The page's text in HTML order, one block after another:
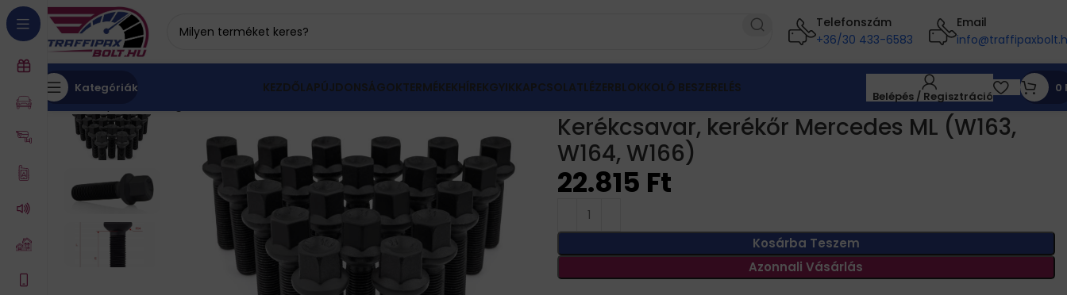
Telefonszám
+36/30 433-6583
Email
Kategóriák KEZDŐLAPÚJDONSÁGOKTERMÉKEKHÍREKGYIKKAPCSOLATLÉZERBLOKKOLÓ BESZERELÉS
Belépés / Regisztráció
0
Kezdőlap
Kerékcsavar, kerékőr Mercedes ML (W163,
W164, W166)
22.815 Ft
Kosárba Teszem
Azonnali Vásárlás